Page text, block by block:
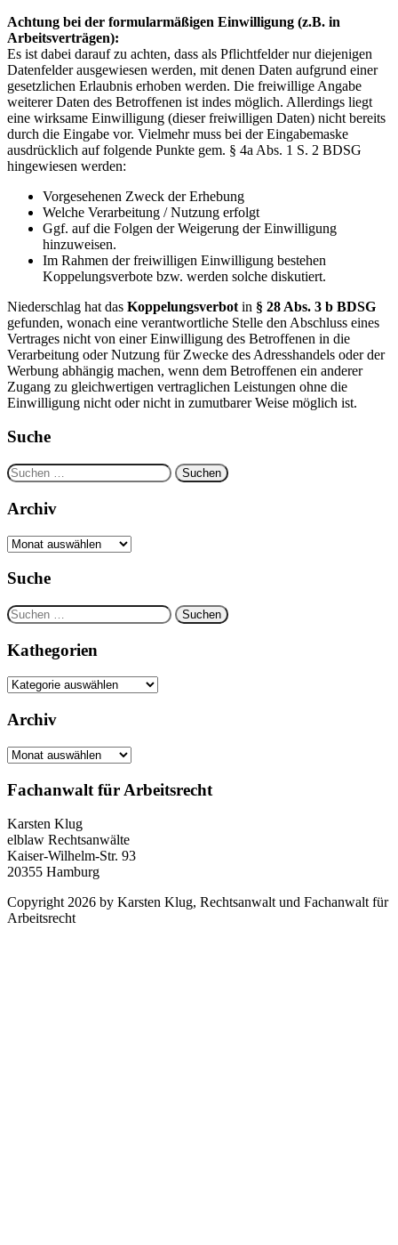
Achtung bei der formularmäßigen Einwilligung (z.B. in
Arbeitsverträgen):
Es ist dabei darauf zu achten, dass als Pflichtfelder nur diejenigen
Datenfelder ausgewiesen werden, mit denen Daten aufgrund einer
gesetzlichen Erlaubnis erhoben werden. Die freiwillige Angabe
weiterer Daten des Betroffenen ist indes möglich. Allerdings liegt
eine wirksame Einwilligung (dieser freiwilligen Daten) nicht bereits
durch die Eingabe vor. Vielmehr muss bei der Eingabemaske
ausdrücklich auf folgende Punkte gem. § 4a Abs. 1 S. 2 BDSG
hingewiesen werden:
Vorgesehenen Zweck der Erhebung
Welche Verarbeitung / Nutzung erfolgt
Ggf. auf die Folgen der Weigerung der Einwilligung
hinzuweisen.
Im Rahmen der freiwilligen Einwilligung bestehen
Koppelungsverbote bzw. werden solche diskutiert.
Niederschlag hat das Koppelungsverbot in § 28 Abs. 3 b BDSG
gefunden, wonach eine verantwortliche Stelle den Abschluss eines
Vertrages nicht von einer Einwilligung des Betroffenen in die
Verarbeitung oder Nutzung für Zwecke des Adresshandels oder der
Werbung abhängig machen, wenn dem Betroffenen ein anderer
Zugang zu gleichwertigen vertraglichen Leistungen ohne die
Einwilligung nicht oder nicht in zumutbarer Weise möglich ist.
Suche
Suchen
nach:
Archiv
Archiv
Suche
Suchen
nach:
Kathegorien
Kathegorien
Archiv
Archiv
Fachanwalt für Arbeitsrecht
Karsten Klug
elblaw Rechtsanwälte
Kaiser-Wilhelm-Str. 93
20355 Hamburg
Copyright 2026 by Karsten Klug, Rechtsanwalt und Fachanwalt für
Arbeitsrecht